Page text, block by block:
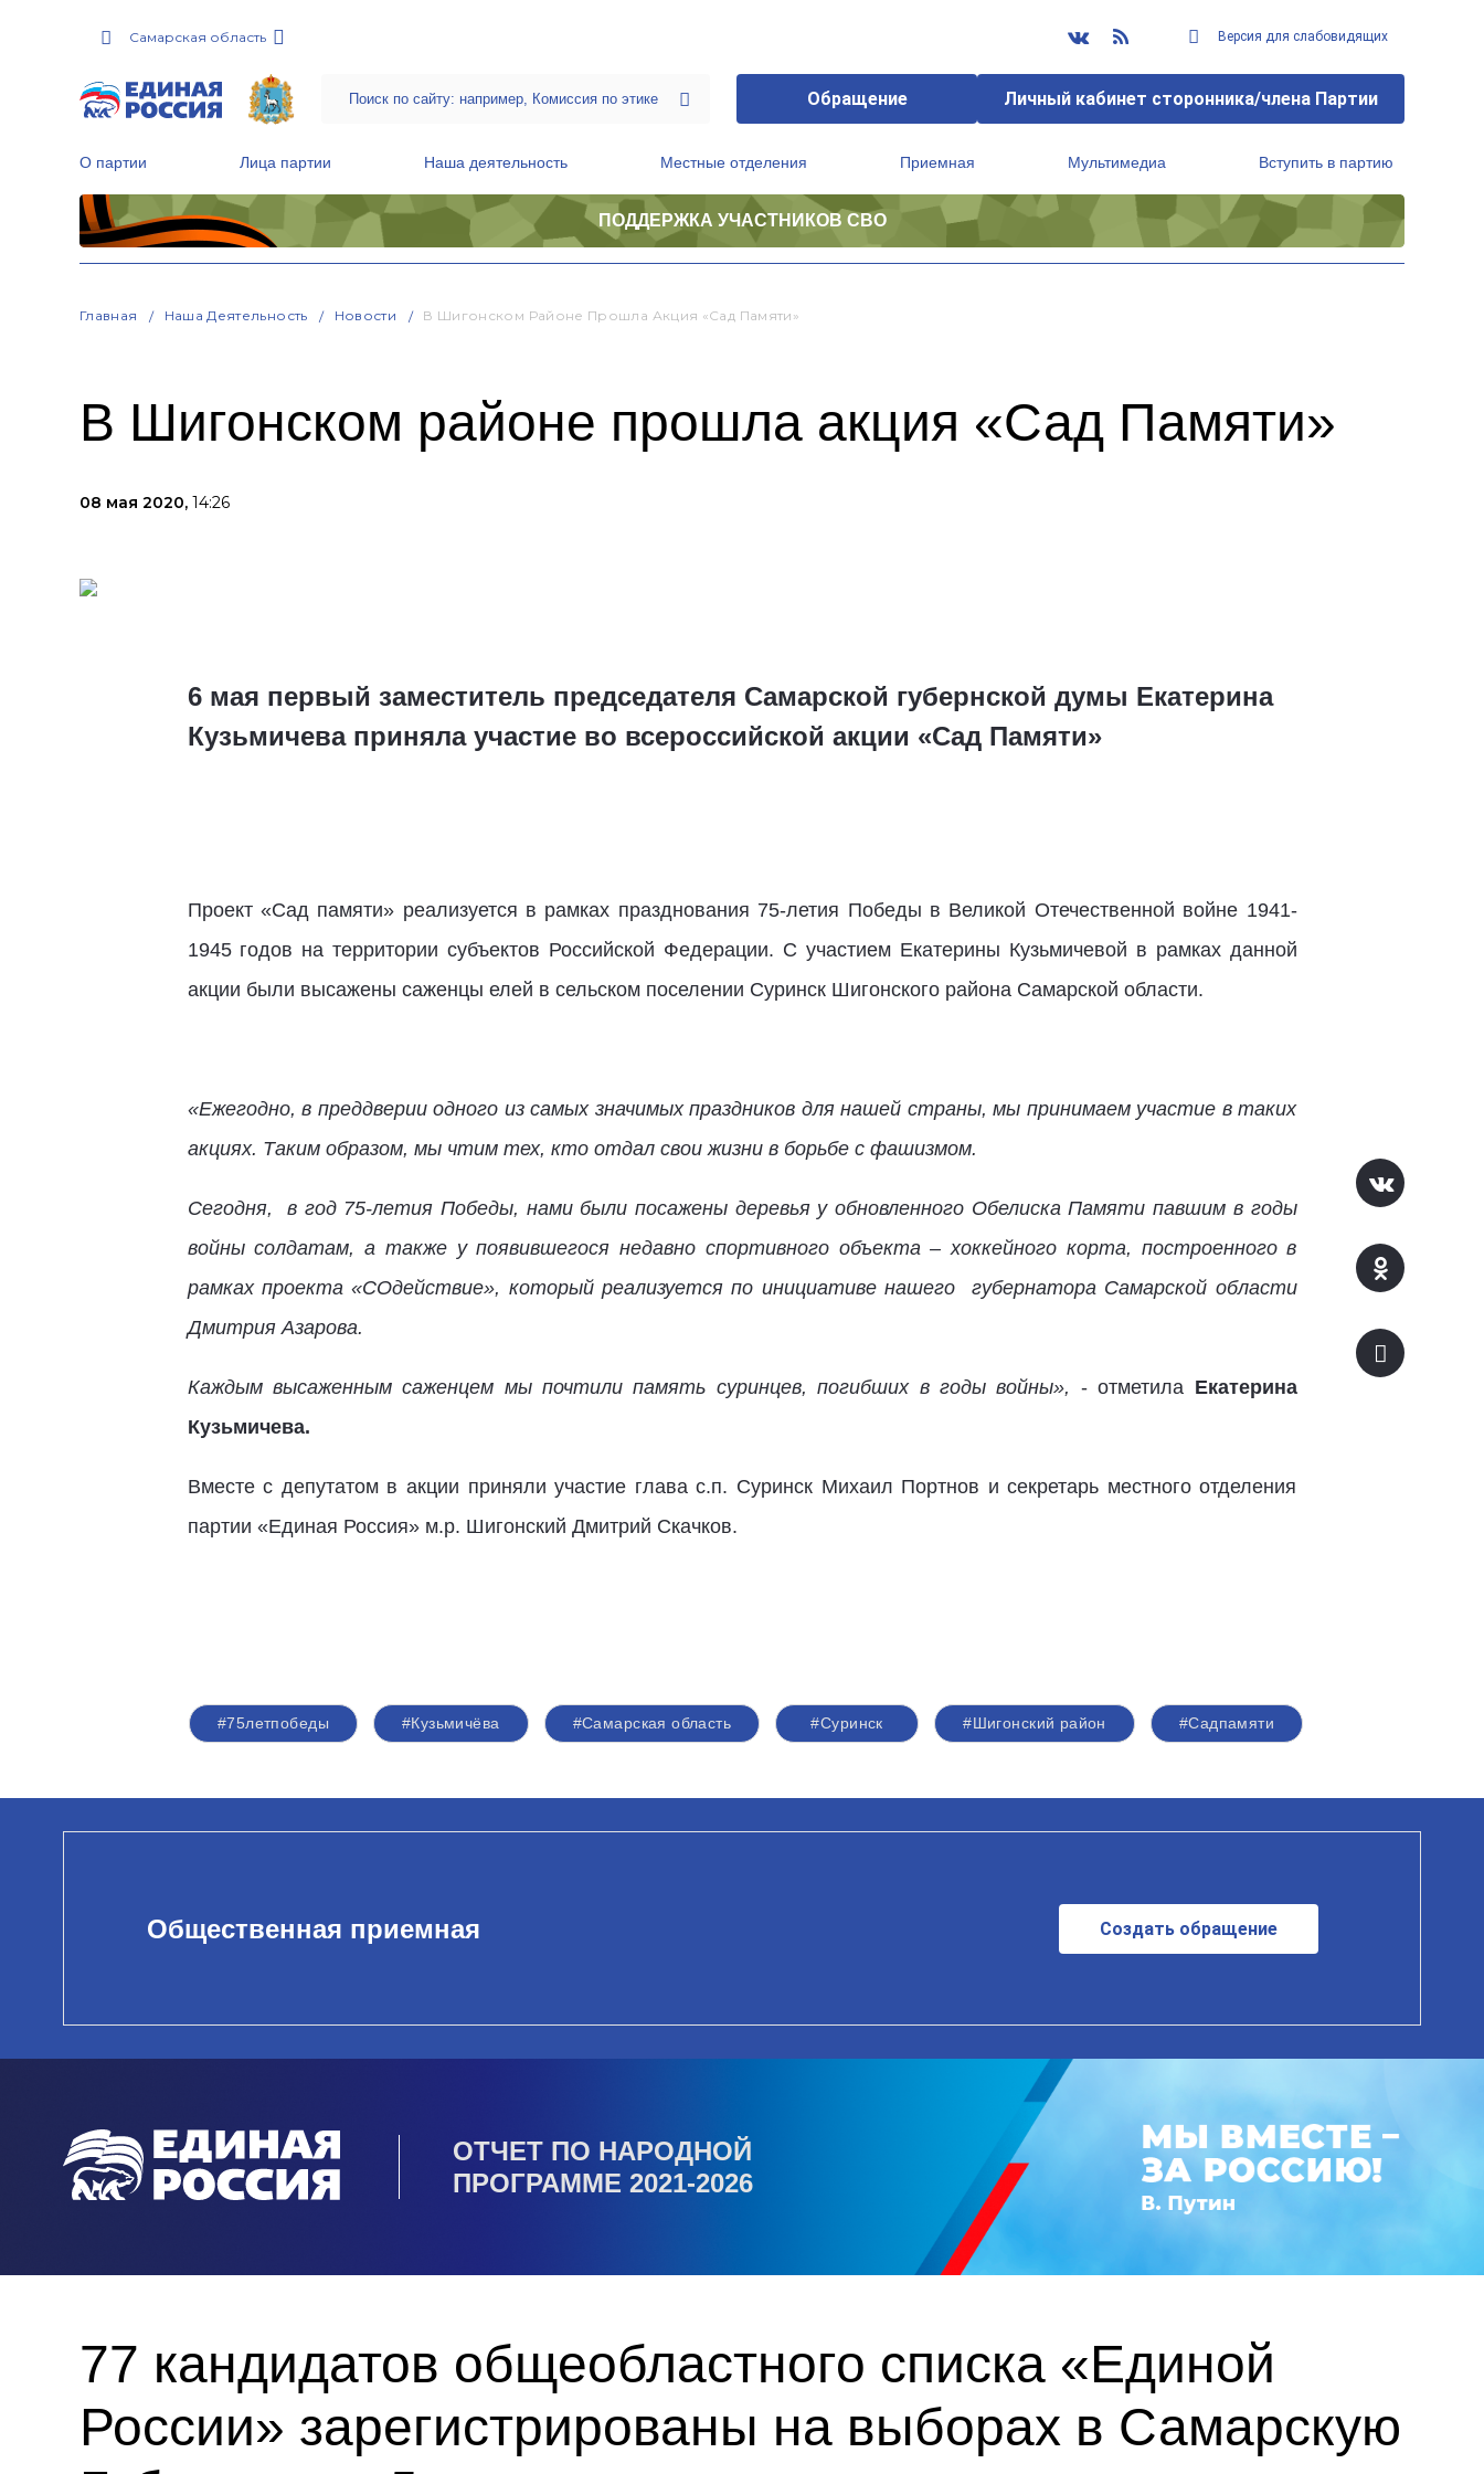
Самарская область Версия для слабовидящих
Обращение Личный кабинет сторонника/члена Партии
О партии Лица партии Наша деятельность Местные отделения Приемная Мультимедиа Вступить в партию
ПОДДЕРЖКА УЧАСТНИКОВ СВО
Главная Наша Деятельность Новости В Шигонском Районе Прошла Акция «Сад Памяти»
В Шигонском районе прошла акция «Сад Памяти»
08 мая 2020, 14:26
6 мая первый заместитель председателя Самарской губернской думы Екатерина
Кузьмичева приняла участие во всероссийской акции «Сад Памяти»
Проект «Сад памяти» реализуется в рамках празднования 75-летия Победы в Великой Отечественной войне 1941-
1945 годов на территории субъектов Российской Федерации. С участием Екатерины Кузьмичевой в рамках данной
акции были высажены саженцы елей в сельском поселении Суринск Шигонского района Самарской области.
«Ежегодно, в преддверии одного из самых значимых праздников для нашей страны, мы принимаем участие в таких
акциях. Таким образом, мы чтим тех, кто отдал свои жизни в борьбе с фашизмом.
Сегодня, в год 75-летия Победы, нами были посажены деревья у обновленного Обелиска Памяти павшим в годы
войны солдатам, а также у появившегося недавно спортивного объекта – хоккейного корта, построенного в
рамках проекта «СОдействие», который реализуется по инициативе нашего губернатора Самарской области
Дмитрия Азарова.
Каждым высаженным саженцем мы почтили память суринцев, погибших в годы войны», - отметила Екатерина
Кузьмичева.
Вместе с депутатом в акции приняли участие глава с.п. Суринск Михаил Портнов и секретарь местного отделения
партии «Единая Россия» м.р. Шигонский Дмитрий Скачков.
#75летпобеды #Кузьмичёва #Самарская область #Суринск #Шигонский район #Садпамяти
Общественная приемная Создать обращение
ОТЧЕТ ПО НАРОДНОЙ
ПРОГРАММЕ 2021-2026
77 кандидатов общеобластного списка «Единой
России» зарегистрированы на выборах в Самарскую